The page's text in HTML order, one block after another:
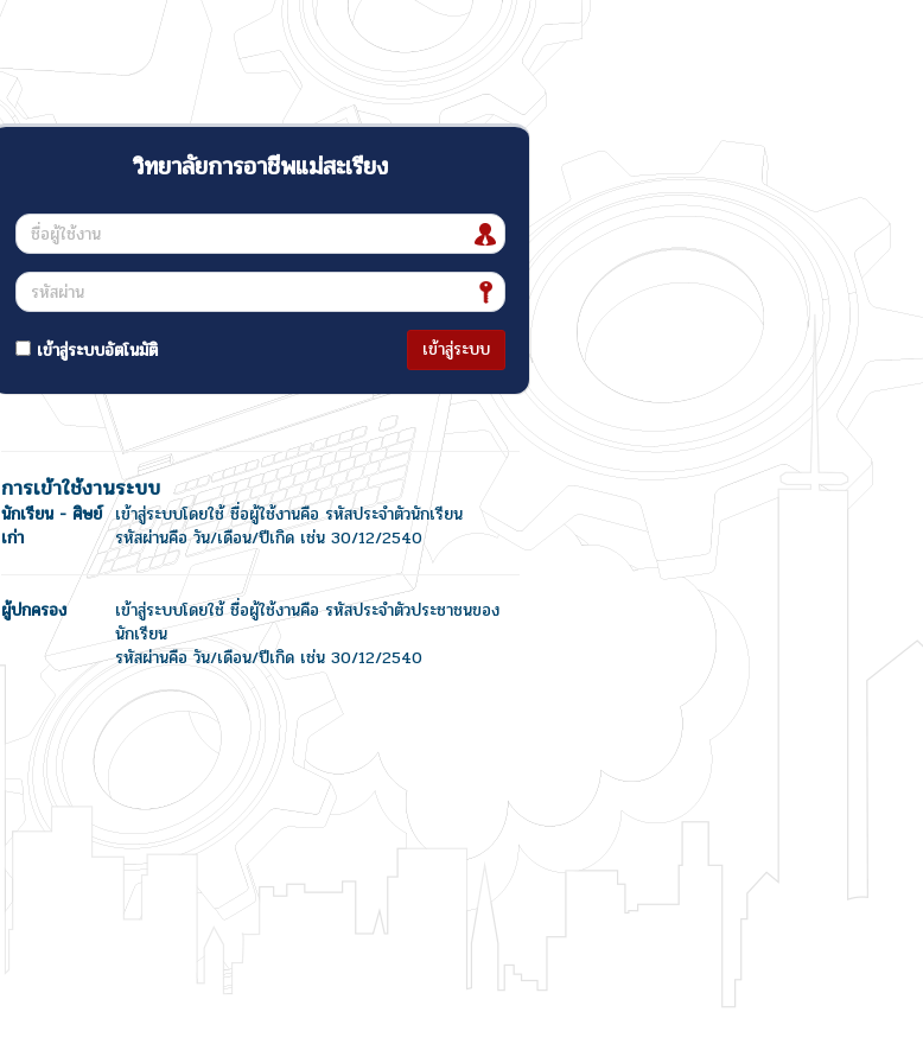
วิทยาลัยการอาชีพแม่สะเรียง
เข้าสู่ระบบอัตโนมัติ เข้าสู่ระบบ
การเข้าใช้งานระบบ
นักเรียน - ศิษย์
เก่า
เข้าสู่ระบบโดยใช้ ชื่อผู้ใช้งานคือ รหัสประจำตัวนักเรียน
รหัสผ่านคือ วัน/เดือน/ปีเกิด เช่น 30/12/2540
ผู้ปกครอง
เข้าสู่ระบบโดยใช้ ชื่อผู้ใช้งานคือ รหัสประจำตัวประชาชนของ
นักเรียน
รหัสผ่านคือ วัน/เดือน/ปีเกิด เช่น 30/12/2540